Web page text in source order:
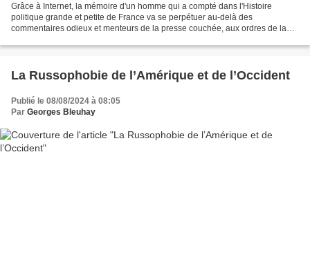
Grâce à Internet, la mémoire d'un homme qui a compté dans l'Histoire
politique grande et petite de France va se perpétuer au-delà des
commentaires odieux et menteurs de la presse couchée, aux ordres de la
La Russophobie de l’Amérique et de l’Occident
Publié le 08/08/2024 à 08:05
Par Georges Bleuhay